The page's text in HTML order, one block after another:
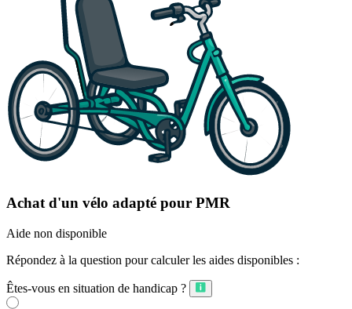
Achat d'un vélo adapté pour PMR
Aide non disponible
Répondez à la question pour calculer les aides disponibles :
Êtes-vous en situation de handicap ?